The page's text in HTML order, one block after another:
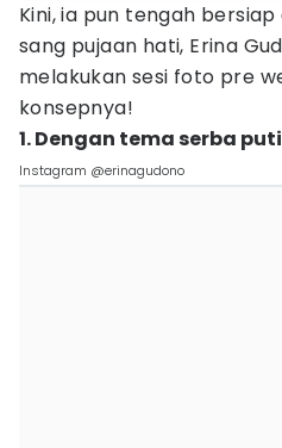
Kini, ia pun tengah bersiap
sang pujaan hati, Erina
melakukan sesi foto pre
konsepnya!
1. Dengan tema serba
Instagram @erinagudono